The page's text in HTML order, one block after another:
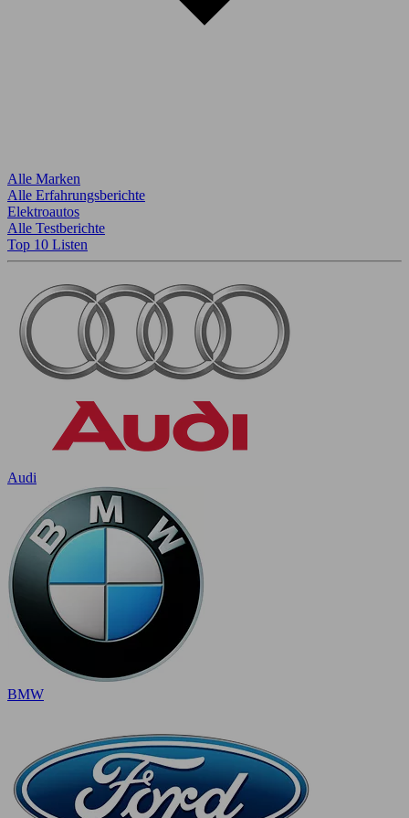
Alle Marken
Alle Erfahrungsberichte
Elektroautos
Alle Testberichte
Top 10 Listen
Audi
BMW